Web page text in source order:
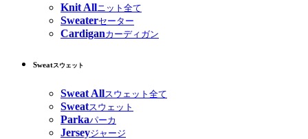
Knit Allニット全て
Sweaterセーター
Cardiganカーディガン
Sweatスウェット
Sweat Allスウェット全て
Sweatスウェット
Parkaパーカ
Jerseyジャージ